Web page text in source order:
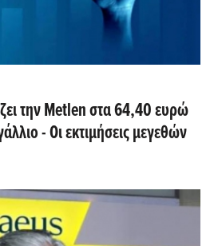
την Metlen στα 64,40 ευρώ
- Οι εκτιμήσεις μεγεθών